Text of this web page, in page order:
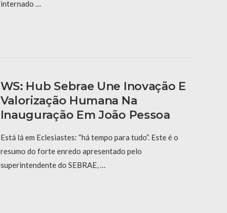
internado …
WS: Hub Sebrae Une Inovação E
Valorização Humana Na
Inauguração Em João Pessoa
Está lá em Eclesiastes: “há tempo para tudo”. Este é o
resumo do forte enredo apresentado pelo
superintendente do SEBRAE, …